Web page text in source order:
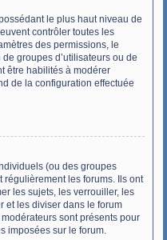
le plus haut niveau de
contrôler toutes les
des permissions, le
groupes d’utilisateurs ou de
être habilités à modérer
de la configuration effectuée
(ou des groupes
les forums. Ils ont
les sujets, les verrouiller, les
et les diviser dans le forum
sont présents pour
imposées sur le forum.